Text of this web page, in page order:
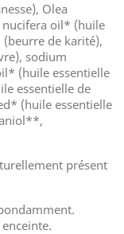
Olea
oil* (huile
de karité),
sodium
(huile essentielle
essentielle de
(huile essentielle
présent